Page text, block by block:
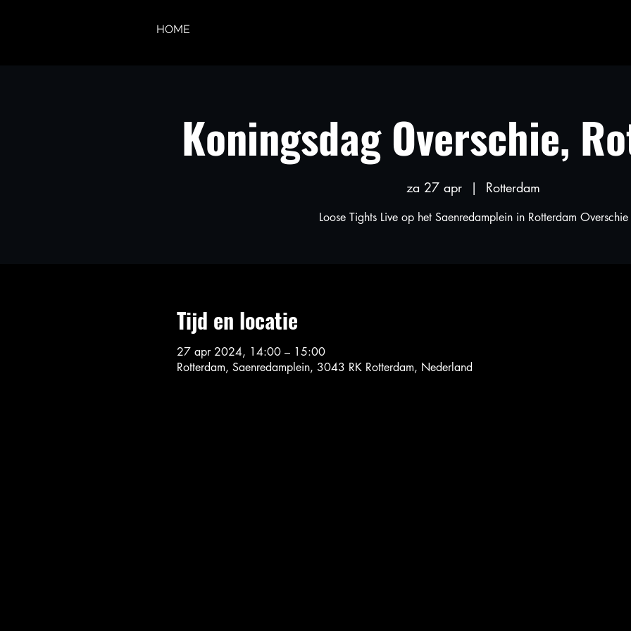
HOME
Koningsdag Overschie,
za 27 apr
  |
Rotterdam
Loose Tights Live op het Saenredamplein in Rotterdam Overschie
Tijd en locatie
27 apr 2024, 14:00 – 15:00
Rotterdam, Saenredamplein, 3043 RK Rotterdam, Nederland